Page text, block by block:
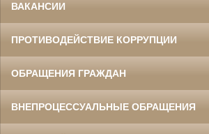
ВАКАНСИИ
ПРОТИВОДЕЙСТВИЕ КОРРУПЦИИ
ОБРАЩЕНИЯ ГРАЖДАН
ВНЕПРОЦЕССУАЛЬНЫЕ ОБРАЩЕНИЯ